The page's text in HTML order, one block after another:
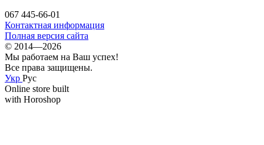
067 445-66-01
Контактная информация
Полная версия сайта
© 2014—2026
Мы работаем на Ваш успех!
Все права защищены.
Укр Рус
Online store built
with Horoshop